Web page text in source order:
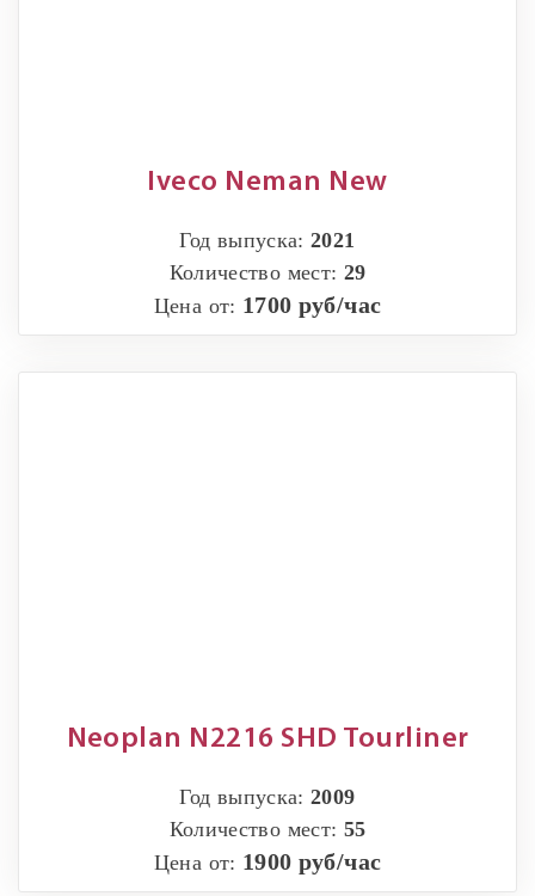
Iveco Neman New
Год выпуска:2021
Количество мест: 29
Цена от: 1700 руб/час
Neoplan N2216 SHD Tourliner
Год выпуска:2009
Количество мест: 55
Цена от: 1900 руб/час